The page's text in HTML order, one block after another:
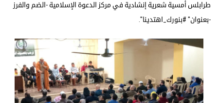
طرابلس أمسية شعرية إنشادية في مركز الدعوة الإسلامية -الضم والفرز
-بعنوان" #بنورك_اهتدينا".